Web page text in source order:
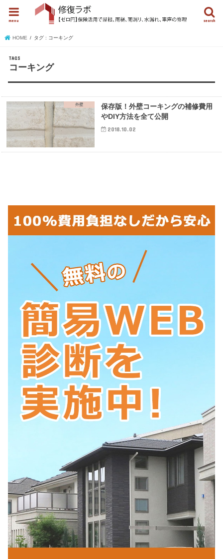
search
menu
HOME タグ : コーキング
コーキング
外壁
保存版！外壁コーキングの補修費用
やDIY方法を全て公開
2018.10.02